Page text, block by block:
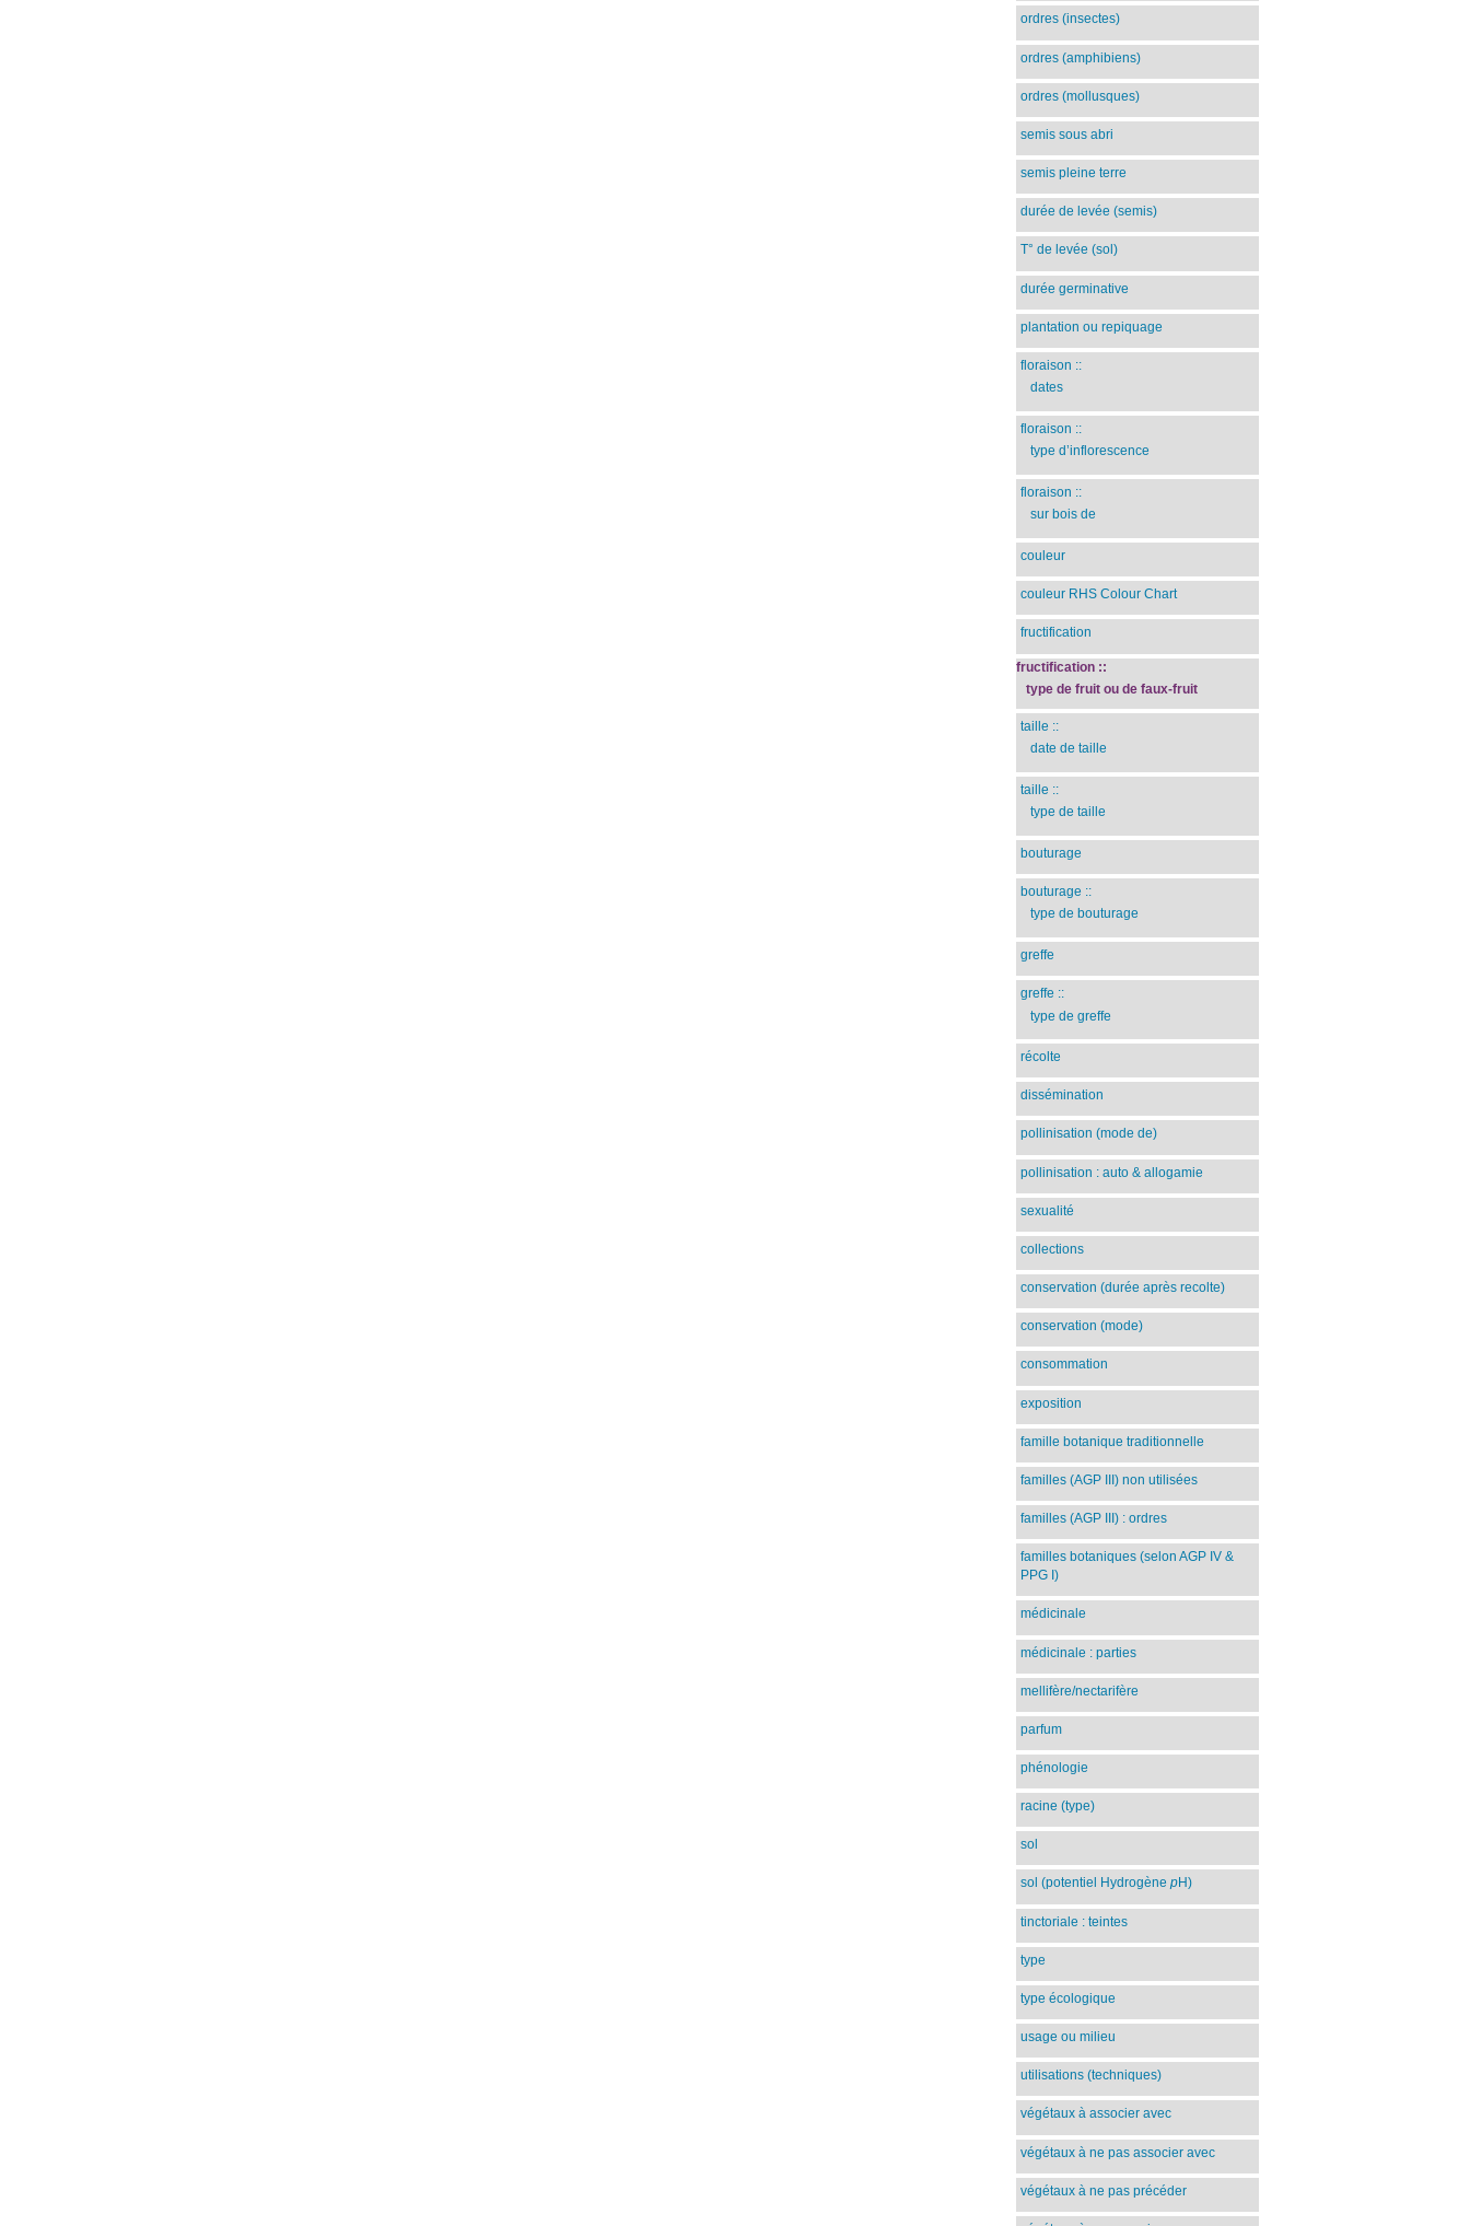
ordres (insectes)
ordres (amphibiens)
ordres (mollusques)
semis sous abri
semis pleine terre
durée de levée (semis)
T° de levée (sol)
durée germinative
plantation ou repiquage
floraison ::
dates
floraison ::
type d’inflorescence
floraison ::
sur bois de
couleur
couleur RHS Colour Chart
fructification
fructification ::
type de fruit ou de faux-fruit
taille ::
date de taille
taille ::
type de taille
bouturage
bouturage ::
type de bouturage
greffe
greffe ::
type de greffe
récolte
dissémination
pollinisation (mode de)
pollinisation : auto & allogamie
sexualité
collections
conservation (durée après recolte)
conservation (mode)
consommation
exposition
famille botanique traditionnelle
familles (AGP III) non utilisées
familles (AGP III) : ordres
familles botaniques (selon AGP IV &
PPG I)
médicinale
médicinale : parties
mellifère/nectarifère
parfum
phénologie
racine (type)
sol
sol (potentiel HydrogènepH)
tinctoriale : teintes
type
type écologique
usage ou milieu
utilisations (techniques)
végétaux à associer avec
végétaux à ne pas associer avec
végétaux à ne pas précéder